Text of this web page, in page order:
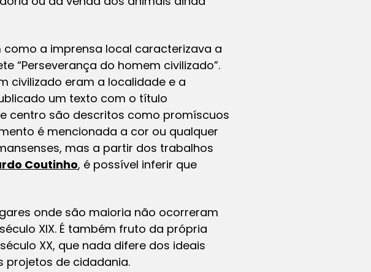
como a imprensa local caracterizava a
“Perseverança do homem civilizado”.
civilizado eram a localidade e a
um texto com o título
centro são descritos como promíscuos
é mencionada a cor ou qualquer
mas a partir dos trabalhos
Coutinho, é possível inferir que
onde são maioria não ocorreram
XIX. É também fruto da própria
XX, que nada difere dos ideais
projetos de cidadania.